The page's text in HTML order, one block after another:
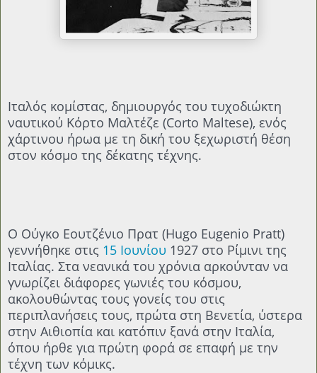
Ιταλός κομίστας, δημιουργός του τυχοδιώκτη
ναυτικού Κόρτο Μαλτέζε (Corto Maltese), ενός
χάρτινου ήρωα με τη δική του ξεχωριστή θέση
στον κόσμο της δέκατης τέχνης.
Ο Ούγκο Εουτζένιο Πρατ (Hugo Eugenio Pratt)
γεννήθηκε στις 15 Ιουνίου 1927 στο Ρίμινι της
Ιταλίας. Στα νεανικά του χρόνια αρκούνταν να
γνωρίζει διάφορες γωνιές του κόσμου,
ακολουθώντας τους γονείς του στις
περιπλανήσεις τους, πρώτα στη Βενετία, ύστερα
στην Αιθιοπία και κατόπιν ξανά στην Ιταλία,
όπου ήρθε για πρώτη φορά σε επαφή με την
τέχνη των κόμικς.